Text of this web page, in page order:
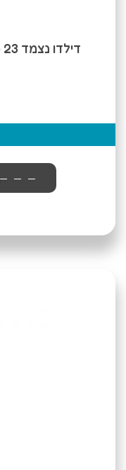
דילדו נצמד 23 ס"מ NMC- Hoodlum שחור